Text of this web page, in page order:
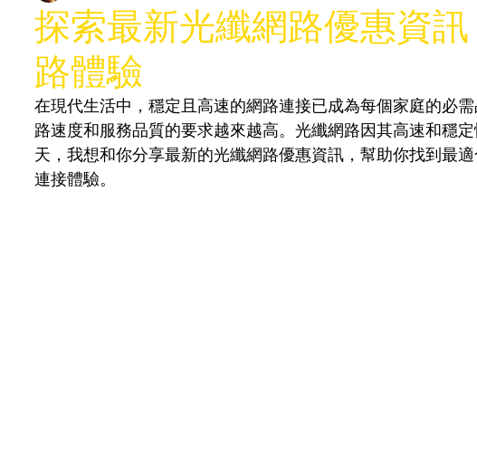
探索最新光纖網路優惠資
路體驗
在現代生活中，穩定且高速的網路連接已成為每個家庭的必
路速度和服務品質的要求越來越高。光纖網路因其高速和穩
天，我想和你分享最新的光纖網路優惠資訊，幫助你找到最
連接體驗。